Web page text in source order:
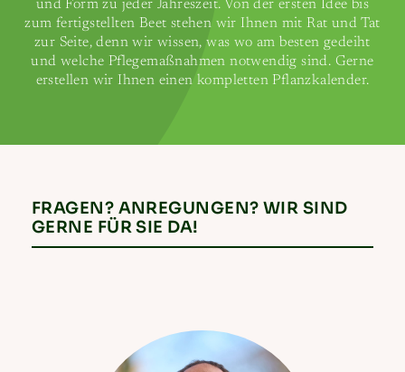
und Form zu jeder Jahreszeit. Von der ersten Idee bis
zum fertigstellten Beet stehen wir Ihnen mit Rat und Tat
zur Seite, denn wir wissen, was wo am besten gedeiht
und welche Pflegemaßnahmen notwendig sind. Gerne
erstellen wir Ihnen einen kompletten Pflanzkalender.
FRAGEN? ANREGUNGEN? WIR SIND
GERNE FÜR SIE DA!